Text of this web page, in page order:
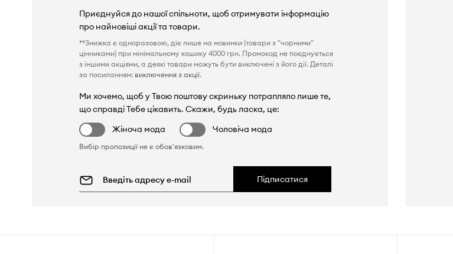
Приєднуйся до нашої спільноти, щоб отримувати інформацію
про найновіші акції та товари.
**Знижка є одноразовою, діє лише на новинки (товари з "чорними"
цінниками) при мінімальному кошику 4000 грн. Промокод не поєднується
з іншими акціями, а деякі товари можуть бути виключені з його дії. Деталі
за посиланням: виключення з акції.
Ми хочемо, щоб у Твою поштову скриньку потрапляло лише те,
що справді Тебе цікавить. Скажи, будь ласка, це:
Жіноча мода
Чоловіча мода
Вибір пропозиції не є обов'язковим.
Підписатися